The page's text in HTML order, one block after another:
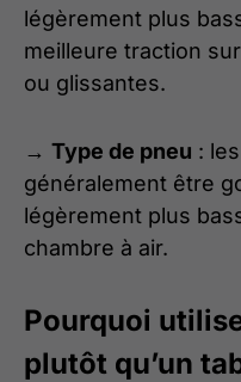
légèrement plus
meilleure traction
ou glissantes.
→ Type de pneu :
généralement être
légèrement plus
chambre à air.
Pourquoi
plutôt qu’un